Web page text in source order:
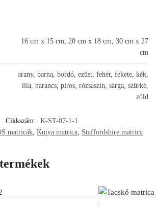
16 cm x 15 cm, 20 cm x 18 cm, 30 cm x 27
cm
arany, barna, bordó, ezüst, fehér, fekete, kék,
lila, narancs, piros, rózsaszín, sárga, szürke,
zöld
Cikkszám:
K-ST-07-1-1
matricák, Kutya matrica, Staffordshire matrica